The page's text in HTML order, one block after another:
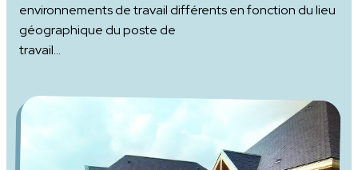
environnements de travail différents en fonction du lieu
géographique du poste de
travail…